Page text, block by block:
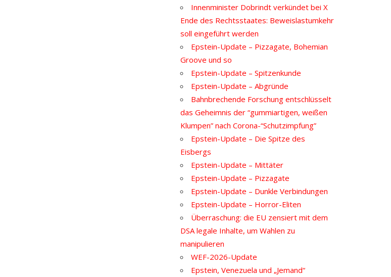
Innenminister Dobrindt verkündet bei X
Ende des Rechtsstaates: Beweislastumkehr
soll eingeführt werden
Epstein-Update – Pizzagate, Bohemian
Groove und so
Epstein-Update – Spitzenkunde
Epstein-Update – Abgründe
Bahnbrechende Forschung entschlüsselt
das Geheimnis der “gummiartigen, weißen
Klumpen” nach Corona-“Schutzimpfung”
Epstein-Update – Die Spitze des
Eisbergs
Epstein-Update – Mittäter
Epstein-Update – Pizzagate
Epstein-Update – Dunkle Verbindungen
Epstein-Update – Horror-Eliten
Überraschung: die EU zensiert mit dem
DSA legale Inhalte, um Wahlen zu
manipulieren
WEF-2026-Update
Epstein, Venezuela und „Jemand“